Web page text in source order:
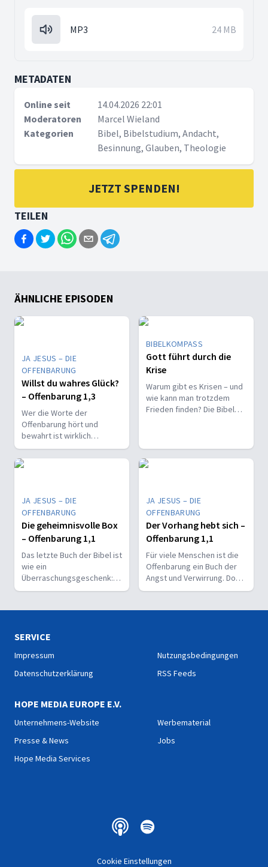
MP3 24 MB
METADATEN
Online seit
14.04.2026 22:01
Moderatoren
Marcel Wieland
Kategorien
Bibel, Bibelstudium, Andacht,
Besinnung, Glauben, Theologie
JETZT SPENDEN!
TEILEN
ÄHNLICHE EPISODEN
JA JESUS – DIE
OFFENBARUNG
Willst du wahres Glück?
– Offenbarung 1,3
Wer die Worte der
Offenbarung hört und
bewahrt ist wirklich
glücklich zu schätzen. Sie
werden schnell eintreffen. -
Offenbarung 1,3
BIBELKOMPASS
Gott führt durch die
Krise
Warum gibt es Krisen – und
wie kann man trotzdem
Frieden finden? Die Bibel
JA JESUS – DIE
OFFENBARUNG
Die geheimnisvolle Box
– Offenbarung 1,1
Das letzte Buch der Bibel ist
wie ein
Überraschungsgeschenk:
Man muss es "auspacken",
bestaunen und entdecken
JA JESUS – DIE
OFFENBARUNG
Der Vorhang hebt sich –
Offenbarung 1,1
Für viele Menschen ist die
Offenbarung ein Buch der
Angst und Verwirrung. Doch
Jesus selbst ist der
des Buches.
SERVICE
Impressum
Datenschutzerklärung
Nutzungsbedingungen
RSS Feeds
HOPE MEDIA EUROPE E.V.
Unternehmens-Website
Presse & News
Hope Media Services
Werbematerial
Jobs
Cookie Einstellungen